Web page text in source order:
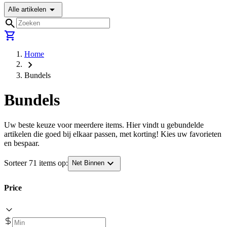
Alle artikelen arrow_drop_down
search
shopping_cart
Home
chevron_right
Bundels
Bundels
Uw beste keuze voor meerdere items. Hier vindt u gebundelde
artikelen die goed bij elkaar passen, met korting! Kies uw favorieten
en bespaar.
Sorteer 71 items op: Net Binnen expand_more
Price